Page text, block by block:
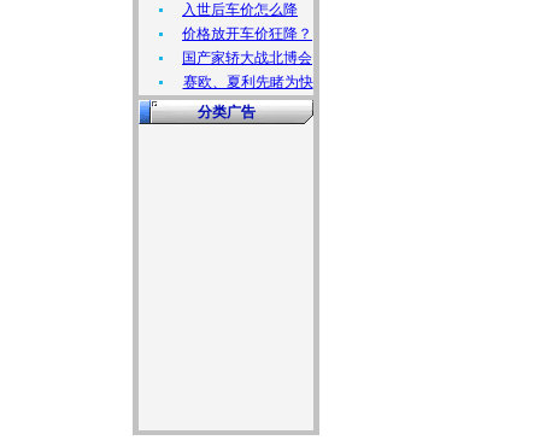
入世后车价怎么降
价格放开车价狂降？
国产家轿大战北博会
赛欧、夏利先睹为快
分类广告